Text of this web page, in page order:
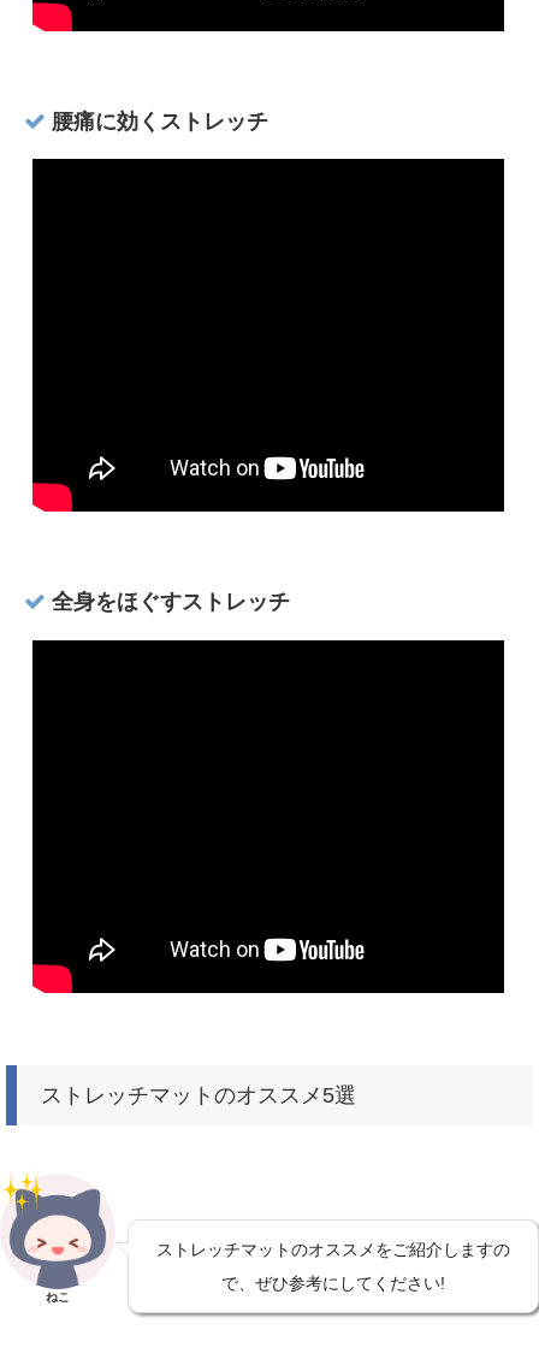
腰痛に効くストレッチ
全身をほぐすストレッチ
ストレッチマットのオススメ5選
ねこ
ストレッチマットのオススメをご紹介しますの
で、ぜひ参考にしてください!